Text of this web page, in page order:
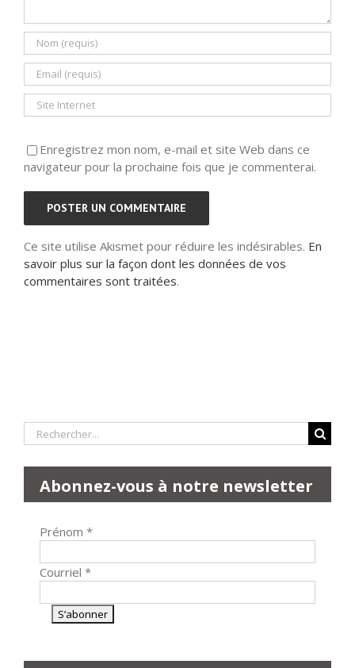
Enregistrez mon nom, e-mail et site Web dans ce
navigateur pour la prochaine fois que je commenterai.
Ce site utilise Akismet pour réduire les indésirables. En
savoir plus sur la façon dont les données de vos
commentaires sont traitées.
Rechercher:
Abonnez-vous à notre newsletter
Prénom *
Courriel *